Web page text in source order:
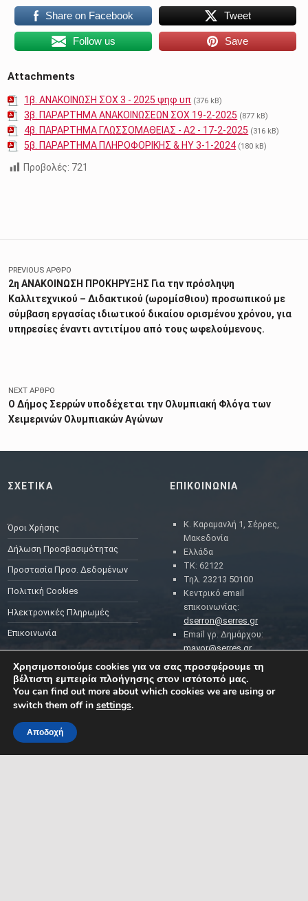
Share on Facebook Tweet
Follow us Save
Attachments
1β. ΑΝΑΚΟΙΝΩΣΗ ΣΟΧ 3 - 2025 ψηφ υπ (376 kB)
3β. ΠΑΡΑΡΤΗΜΑ ΑΝΑΚΟΙΝΩΣΕΩΝ ΣΟΧ 19-2-2025 (877 kB)
4β. ΠΑΡΑΡΤΗΜΑ ΓΛΩΣΣΟΜΑΘΕΙΑΣ - Α2 - 17-2-2025 (316 kB)
5β. ΠΑΡΑΡΤΗΜΑ ΠΛΗΡΟΦΟΡΙΚΗΣ & ΗΥ 3-1-2024 (180 kB)
Προβολές: 721
Πλοήγηση άρθρων
PREVIOUS ΆΡΘΡΟ
2η ΑΝΑΚΟΙΝΩΣΗ ΠΡΟΚΗΡΥΞΗΣ Για την πρόσληψη
Καλλιτεχνικού – Διδακτικού (ωρομίσθιου) προσωπικού με
σύμβαση εργασίας ιδιωτικού δικαίου ορισμένου χρόνου, για
υπηρεσίες έναντι αντιτίμου από τους ωφελούμενους.
NEXT ΆΡΘΡΟ
Ο Δήμος Σερρών υποδέχεται την Ολυμπιακή Φλόγα των
Χειμερινών Ολυμπιακών Αγώνων
ΣΧΕΤΙΚΑ
Όροι Χρήσης
Δήλωση Προσβασιμότητας
Προστασία Προσ. Δεδομένων
Πολιτική Cookies
Ηλεκτρονικές Πληρωμές
Επικοινωνία
ΕΠΙΚΟΙΝΩΝΙΑ
Κ. Καραμανλή 1, Σέρρες,
Μακεδονία
Ελλάδα
ΤΚ: 62122
Τηλ. 23213 50100
Κεντρικό email
επικοινωνίας:
dserron@serres.gr
Email γρ. Δημάρχου:
mayor@serres.gr
Email DPO (Υπευθύνου
Προστασίας Δεδομένων):
dpo@serres.gr
ΡΟΗ ΕΙΔΗΣΕΩΝ
ΔΗΜΟΤΗ ΚΑΙ ΤΗΣ
Χρησιμοποιούμε cookies για να σας προσφέρουμε τη
βέλτιστη εμπειρία πλοήγησης στον ιστότοπό μας.
You can find out more about which cookies we are using or
switch them off in settings.
Αποδοχή